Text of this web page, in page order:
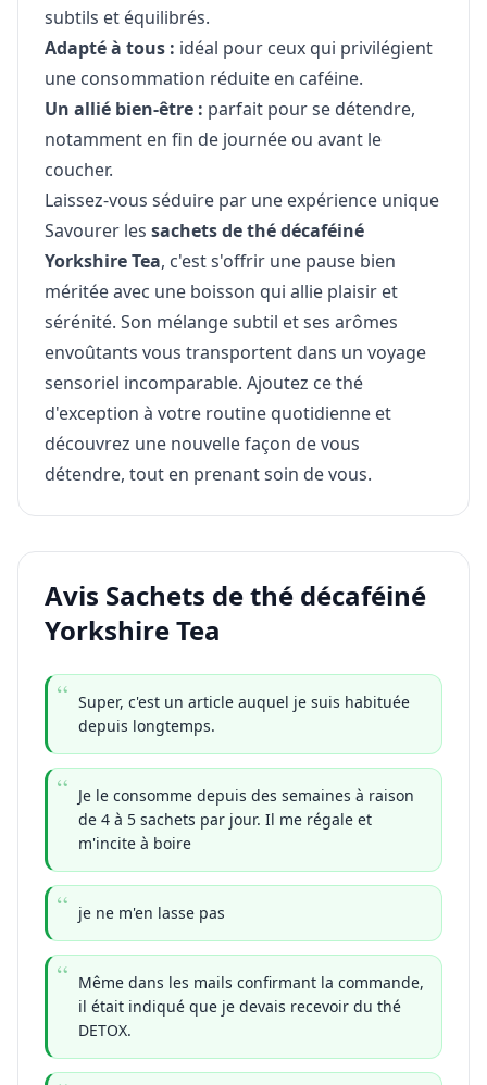
subtils et équilibrés.
Adapté à tous : idéal pour ceux qui privilégient
une consommation réduite en caféine.
Un allié bien-être : parfait pour se détendre,
notamment en fin de journée ou avant le
coucher.
Laissez-vous séduire par une expérience unique
Savourer les sachets de thé décaféiné
Yorkshire Tea, c'est s'offrir une pause bien
méritée avec une boisson qui allie plaisir et
sérénité. Son mélange subtil et ses arômes
envoûtants vous transportent dans un voyage
sensoriel incomparable. Ajoutez ce thé
d'exception à votre routine quotidienne et
découvrez une nouvelle façon de vous
détendre, tout en prenant soin de vous.
Avis Sachets de thé décaféiné
Yorkshire Tea
Super, c'est un article auquel je suis habituée
depuis longtemps.
Je le consomme depuis des semaines à raison
de 4 à 5 sachets par jour. Il me régale et
m'incite à boire
je ne m'en lasse pas
Même dans les mails confirmant la commande,
il était indiqué que je devais recevoir du thé
DETOX.